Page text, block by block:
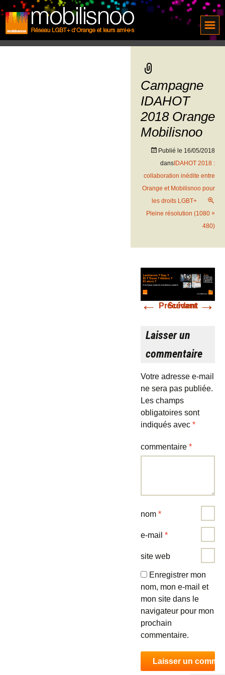
Campagne
IDAHOT
2018 Orange
Mobilisnoo
Publié le 16/05/2018
dans IDAHOT 2018 :
collaboration inédite entre
Orange et Mobilisnoo pour
les droits LGBT+
Pleine résolution (1080 ×
480)
← Précédent
Suivant→
Laisser un
commentaire
Votre adresse e-mail
ne sera pas publiée.
Les champs
obligatoires sont
indiqués avec *
commentaire *
nom *
e-mail *
site web
Enregistrer mon
nom, mon e-mail et
mon site dans le
navigateur pour mon
prochain
commentaire.